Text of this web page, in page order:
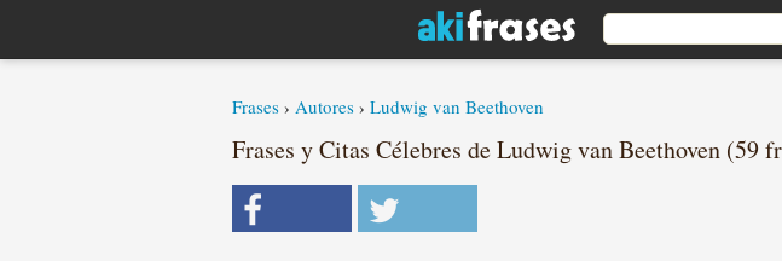
Frases › Autores › Ludwig van Beethoven
Frases y Citas Célebres de Ludwig van Beethoven (59